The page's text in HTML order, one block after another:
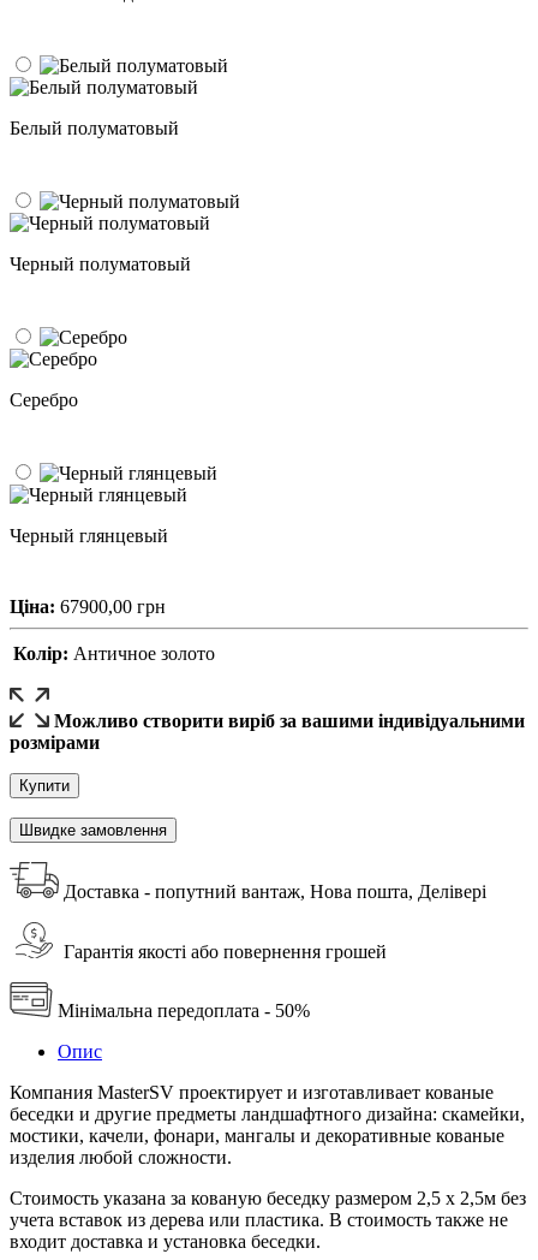
Белый полуматовый
Черный полуматовый
Серебро
Черный глянцевый
Ціна: 67900,00 грн
Колір: Античное золото
Можливо створити виріб за вашими індивідуальними
розмірами
Купити
Швидке замовлення
Доставка - попутний вантаж, Нова пошта, Делівері
Гарантія якості або повернення грошей
Мінімальна передоплата - 50%
Опис
Компания MasterSV проектирует и изготавливает кованые
беседки и другие предметы ландшафтного дизайна: скамейки,
мостики, качели, фонари, мангалы и декоративные кованые
изделия любой сложности.
Стоимость указана за кованую беседку размером 2,5 х 2,5м без
учета вставок из дерева или пластика. В стоимость также не
входит доставка и установка беседки.